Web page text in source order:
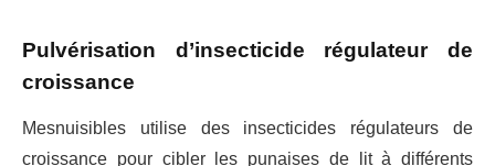
Pulvérisation d’insecticide régulateur de
croissance
Mesnuisibles utilise des insecticides régulateurs de
croissance pour cibler les punaises de lit à différents